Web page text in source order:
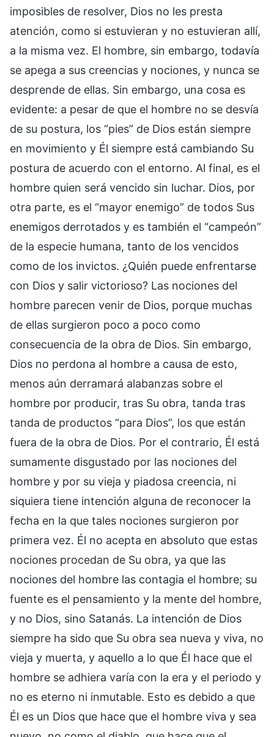
imposibles de resolver, Dios no les presta
atención, como si estuvieran y no estuvieran allí,
a la misma vez. El hombre, sin embargo, todavía
se apega a sus creencias y nociones, y nunca se
desprende de ellas. Sin embargo, una cosa es
evidente: a pesar de que el hombre no se desvía
de su postura, los “pies” de Dios están siempre
en movimiento y Él siempre está cambiando Su
postura de acuerdo con el entorno. Al final, es el
hombre quien será vencido sin luchar. Dios, por
otra parte, es el “mayor enemigo” de todos Sus
enemigos derrotados y es también el “campeón”
de la especie humana, tanto de los vencidos
como de los invictos. ¿Quién puede enfrentarse
con Dios y salir victorioso? Las nociones del
hombre parecen venir de Dios, porque muchas
de ellas surgieron poco a poco como
consecuencia de la obra de Dios. Sin embargo,
Dios no perdona al hombre a causa de esto,
menos aún derramará alabanzas sobre el
hombre por producir, tras Su obra, tanda tras
tanda de productos “para Dios”, los que están
fuera de la obra de Dios. Por el contrario, Él está
sumamente disgustado por las nociones del
hombre y por su vieja y piadosa creencia, ni
siquiera tiene intención alguna de reconocer la
fecha en la que tales nociones surgieron por
primera vez. Él no acepta en absoluto que estas
nociones procedan de Su obra, ya que las
nociones del hombre las contagia el hombre; su
fuente es el pensamiento y la mente del hombre,
y no Dios, sino Satanás. La intención de Dios
siempre ha sido que Su obra sea nueva y viva, no
vieja y muerta, y aquello a lo que Él hace que el
hombre se adhiera varía con la era y el periodo y
no es eterno ni inmutable. Esto es debido a que
Él es un Dios que hace que el hombre viva y sea